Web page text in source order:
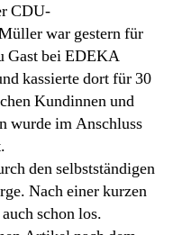
CDU-
war gestern für
Gast bei EDEKA
kassierte dort für 30
Kundinnen und
wurde im Anschluss
den selbstständigen
Nach einer kurzen
schon los.